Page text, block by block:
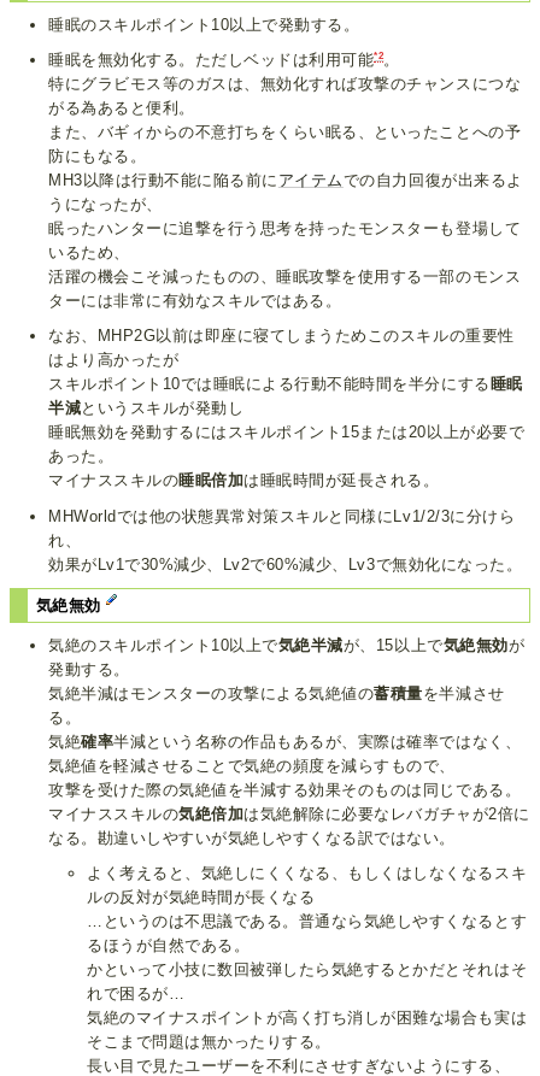
睡眠のスキルポイント10以上で発動する。
睡眠を無効化する。ただしベッドは利用可能*2。
特にグラビモス等のガスは、無効化すれば攻撃のチャンスにつな
がる為あると便利。
また、バギィからの不意打ちをくらい眠る、といったことへの予
防にもなる。
MH3以降は行動不能に陥る前に アイテムでの自力回復が出来るよ
うになったが、
眠ったハンターに追撃を行う思考を持ったモンスターも登場して
いるため、
活躍の機会こそ減ったものの、睡眠攻撃を使用する一部のモンス
ターには非常に有効なスキルではある。
なお、MHP2G以前は即座に寝てしまうためこのスキルの重要性
はより高かったが
スキルポイント10では睡眠による行動不能時間を半分にする 睡眠
半減というスキルが発動し
睡眠無効を発動するにはスキルポイント15または20以上が必要で
あった。
マイナススキルの睡眠倍加は睡眠時間が延長される。
MHWorldでは他の状態異常対策スキルと同様にLv1/2/3に分けら
れ、
効果がLv1で30%減少、Lv2で60%減少、Lv3で無効化になった。
気絶無効
気絶のスキルポイント10以上で気絶半減が、15以上で気絶無効が
発動する。
気絶半減はモンスターの攻撃による気絶値の蓄積量を半減させ
る。
気絶確率半減という名称の作品もあるが、実際は確率ではなく、
気絶値を軽減させることで気絶の頻度を減らすもので、
攻撃を受けた際の気絶値を半減する効果そのものは同じである。
マイナススキルの気絶倍加は気絶解除に必要なレバガチャが2倍に
なる。勘違いしやすいが気絶しやすくなる訳ではない。
よく考えると、気絶しにくくなる、もしくはしなくなるスキ
ルの反対が気絶時間が長くなる
…というのは不思議である。普通なら気絶しやすくなるとす
るほうが自然である。
かといって小技に数回被弾したら気絶するとかだとそれはそ
れで困るが…
気絶のマイナスポイントが高く打ち消しが困難な場合も実は
そこまで問題は無かったりする。
長い目で見たユーザーを不利にさせすぎないようにする、